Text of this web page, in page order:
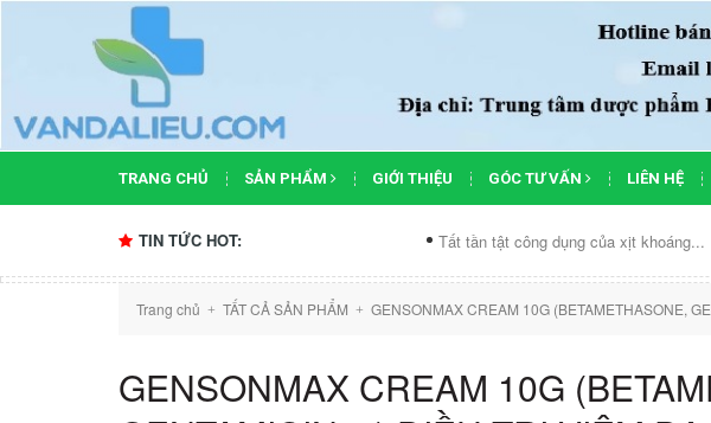
TRANG CHỦ SẢN PHẨM GIỚI THIỆU GÓC TƯ VẤN LIÊN HỆ
TIN TỨC HOT: Tất tần tật công dụng của xịt khoáng...
Trang chủ + TẤT CẢ SẢN PHẨM + GENSONMAX CREAM 10G (BETAMETHASONE,
GENSONMAX CREAM 10G